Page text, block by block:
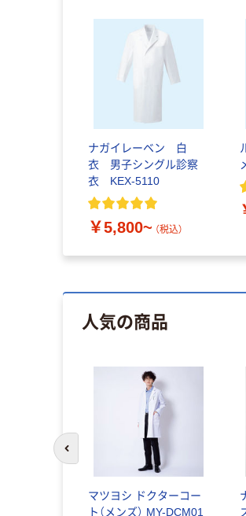
ナガイレーベン 白
衣 男子シングル診察
衣 KEX-5110
￥5,800~ （税込）
人気の商品
マツヨシ ドクターコー
ト（メンズ） MY-DCM01